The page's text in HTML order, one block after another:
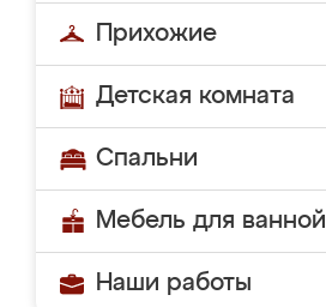
Прихожие
Детская комната
Спальни
Мебель для ванной
Наши работы